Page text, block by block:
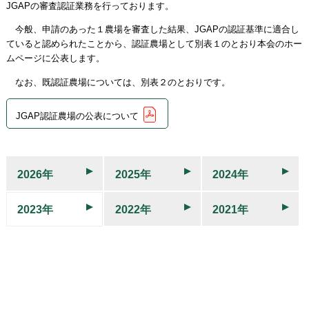
JGAPの審査認証業務を行っております。
今般、申請のあった１農場を審査した結果、JGAPの認証基準に適合し
ていると認められたことから、認証農場として別表１のとおり本会のホー
ムページに公表します。
なお、既認証農場については、別表２のとおりです。
JGAP認証農場の公表について
2026年 2025年 2024年
2023年 2022年 2021年